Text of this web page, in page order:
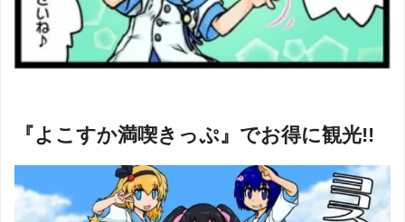
『よこすか満喫きっぷ』でお得に観光!!